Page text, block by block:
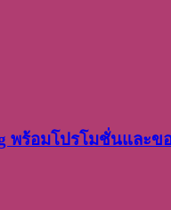
พร้อมโปรโมชั่นและข